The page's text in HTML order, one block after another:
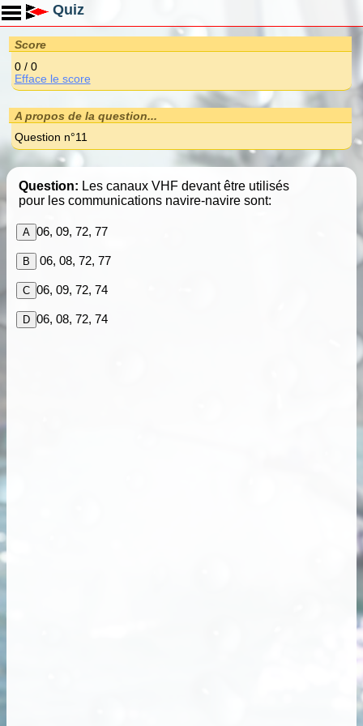
Toggle main menu visibility
Quiz
Score
0 / 0
Efface le score
A propos de la question...
Question n°11
Question: Les canaux VHF devant être utilisés
pour les communications navire-navire sont:
A 06, 09, 72, 77
B 06, 08, 72, 77
C 06, 09, 72, 74
D 06, 08, 72, 74